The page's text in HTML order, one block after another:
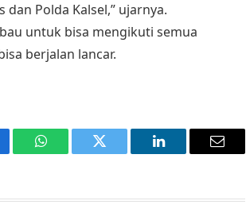
Polda Kalsel,” ujarnya.
untuk bisa mengikuti semua
berjalan lancar.
WhatsAppTwitter LinkedIn Email